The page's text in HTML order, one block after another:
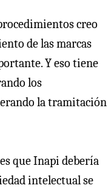
creo
de las marcas
Y eso tiene
los
la tramitación
que Inapi debería
intelectual se